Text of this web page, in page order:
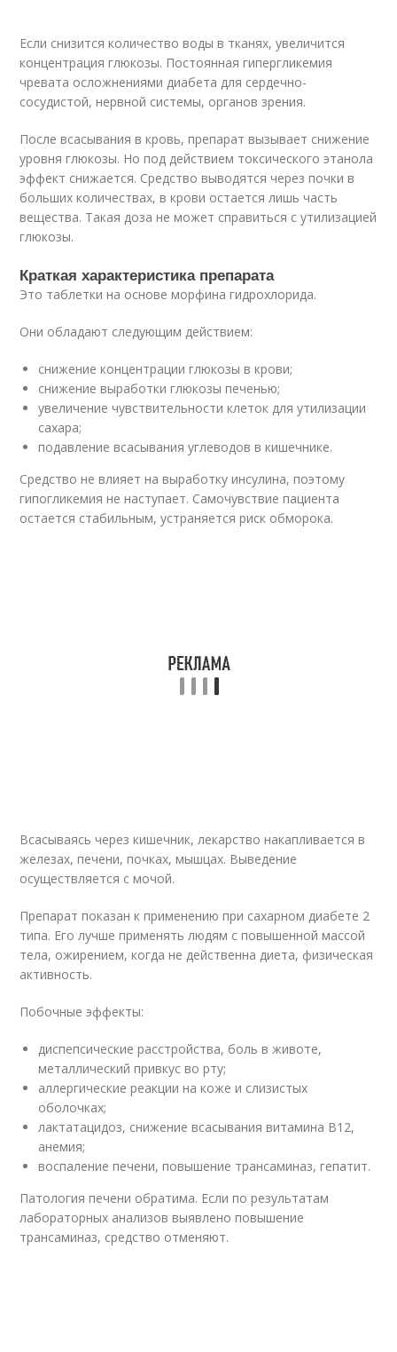
Если снизится количество воды в тканях, увеличится
концентрация глюкозы. Постоянная гипергликемия
чревата осложнениями диабета для сердечно-
сосудистой, нервной системы, органов зрения.
После всасывания в кровь, препарат вызывает снижение
уровня глюкозы. Но под действием токсического этанола
эффект снижается. Средство выводятся через почки в
больших количествах, в крови остается лишь часть
вещества. Такая доза не может справиться с утилизацией
глюкозы.
Краткая характеристика препарата
Это таблетки на основе морфина гидрохлорида.
Они обладают следующим действием:
снижение концентрации глюкозы в крови;
снижение выработки глюкозы печенью;
увеличение чувствительности клеток для утилизации
сахара;
подавление всасывания углеводов в кишечнике.
Средство не влияет на выработку инсулина, поэтому
гипогликемия не наступает. Самочувствие пациента
остается стабильным, устраняется риск обморока.
Всасываясь через кишечник, лекарство накапливается в
железах, печени, почках, мышцах. Выведение
осуществляется с мочой.
Препарат показан к применению при сахарном диабете 2
типа. Его лучше применять людям с повышенной массой
тела, ожирением, когда не действенна диета, физическая
активность.
Побочные эффекты:
диспепсические расстройства, боль в животе,
металлический привкус во рту;
аллергические реакции на коже и слизистых
оболочках;
лактатацидоз, снижение всасывания витамина B12,
анемия;
воспаление печени, повышение трансаминаз, гепатит.
Патология печени обратима. Если по результатам
лабораторных анализов выявлено повышение
трансаминаз, средство отменяют.